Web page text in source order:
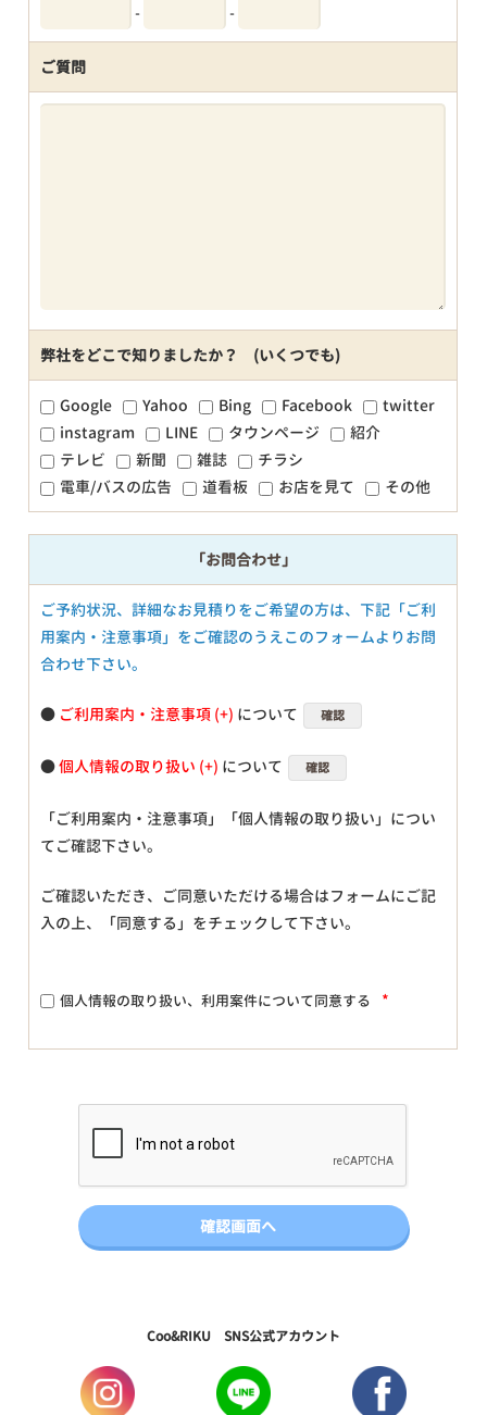
- -
ご質問
弊社をどこで知りましたか？ (いくつでも)
Google Yahoo Bing Facebook
twitter
instagram
LINE タウンページ
紹介
テレビ
新聞 雑誌
チラシ
電車/バスの広告
道看板 お店を見て その他
「お問合わせ」
ご予約状況、詳細なお見積りをご希望の方は、下記「ご利
用案内・注意事項」をご確認のうえこのフォームよりお問
合わせ下さい。
● ご利用案内・注意事項 について 確認
●個人情報の取り扱い について 確認
「ご利用案内・注意事項」「個人情報の取り扱い」につい
てご確認下さい。
ご確認いただき、ご同意いただける場合はフォームにご記
入の上、「同意する」をチェックして下さい。
個人情報の取り扱い、利用案件について同意する *
Coo&RIKU SNS公式アカウント